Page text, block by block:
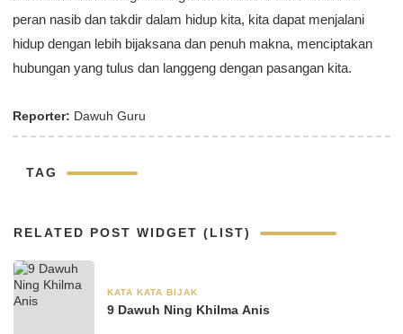
peran nasib dan takdir dalam hidup kita, kita dapat menjalani
hidup dengan lebih bijaksana dan penuh makna, menciptakan
hubungan yang tulus dan langgeng dengan pasangan kita.
Reporter: Dawuh Guru
TAG
RELATED POST WIDGET (LIST)
KATA KATA BIJAK
9 Dawuh Ning Khilma Anis